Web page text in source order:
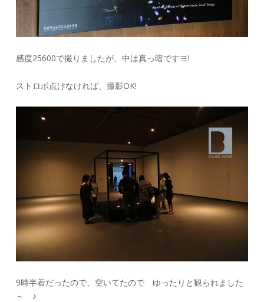
感度25600で撮りましたが、中は真っ暗ですヨ!
ストロボ点けなければ、撮影OK!
9時半着だったので、空いてたので ゆったりと観られました
～ ♪